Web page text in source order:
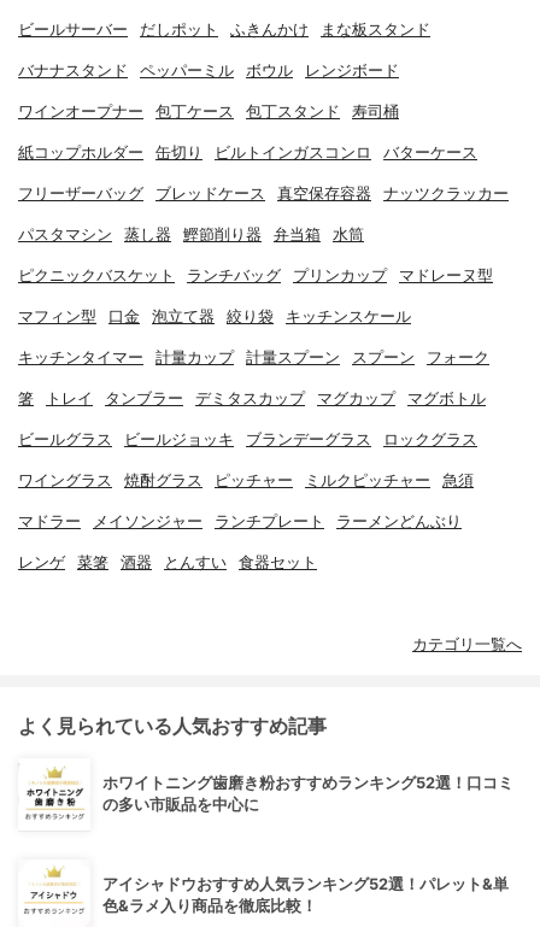
ビールサーバー だしポット ふきんかけ まな板スタンド
バナナスタンド ペッパーミル ボウル レンジボード
ワインオープナー 包丁ケース 包丁スタンド 寿司桶
紙コップホルダー 缶切り ビルトインガスコンロ バターケース
フリーザーバッグ ブレッドケース 真空保存容器 ナッツクラッカー
パスタマシン 蒸し器 鰹節削り器 弁当箱 水筒
ピクニックバスケット ランチバッグ プリンカップ マドレーヌ型
マフィン型 口金 泡立て器 絞り袋 キッチンスケール
キッチンタイマー 計量カップ 計量スプーン スプーン フォーク
箸 トレイ タンブラー デミタスカップ マグカップ マグボトル
ビールグラス ビールジョッキ ブランデーグラス ロックグラス
ワイングラス 焼酎グラス ピッチャー ミルクピッチャー 急須
マドラー メイソンジャー ランチプレート ラーメンどんぶり
レンゲ 菜箸 酒器 とんすい 食器セット
カテゴリ一覧へ
よく見られている人気おすすめ記事
ホワイトニング歯磨き粉おすすめランキング52選！口コミ
の多い市販品を中心に
アイシャドウおすすめ人気ランキング52選！パレット&単
色&ラメ入り商品を徹底比較！